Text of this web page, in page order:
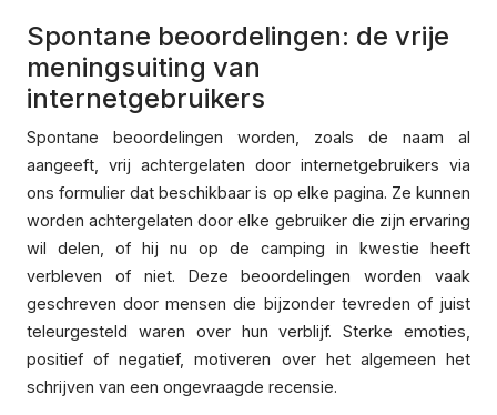
Spontane beoordelingen: de vrije
meningsuiting van
internetgebruikers
Spontane beoordelingen worden, zoals de naam al
aangeeft, vrij achtergelaten door internetgebruikers via
ons formulier dat beschikbaar is op elke pagina. Ze kunnen
worden achtergelaten door elke gebruiker die zijn ervaring
wil delen, of hij nu op de camping in kwestie heeft
verbleven of niet. Deze beoordelingen worden vaak
geschreven door mensen die bijzonder tevreden of juist
teleurgesteld waren over hun verblijf. Sterke emoties,
positief of negatief, motiveren over het algemeen het
schrijven van een ongevraagde recensie.